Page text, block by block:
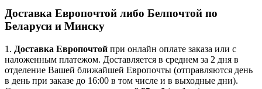
Доставка Европочтой либо Белпочтой по
Беларуси и Минску
1. Доставка Европочтой при онлайн оплате заказа или с
наложенным платежом. Доставляется в среднем за 2 дня в
отделение Вашей ближайшей Европочты (отправляются день
в день при заказе до 16:00 в том числе и в выходные дни).